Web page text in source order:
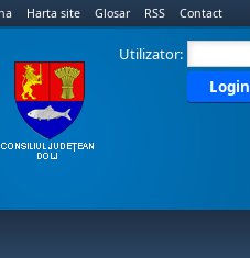
Harta site Glosar RSS Contact
Utilizator:
Login